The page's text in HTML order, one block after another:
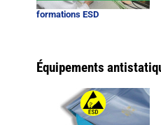
formations ESD
Équipements